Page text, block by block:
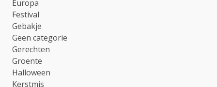
Europa
Festival
Gebakje
Geen categorie
Gerechten
Groente
Halloween
Kerstmis